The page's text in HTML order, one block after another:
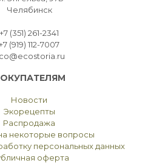
Челябинск
+7 (351) 261-2341
(919) 112-7007
Новости
Экорецепты
Распродажа
некоторые вопросы
персональных данных
оферта